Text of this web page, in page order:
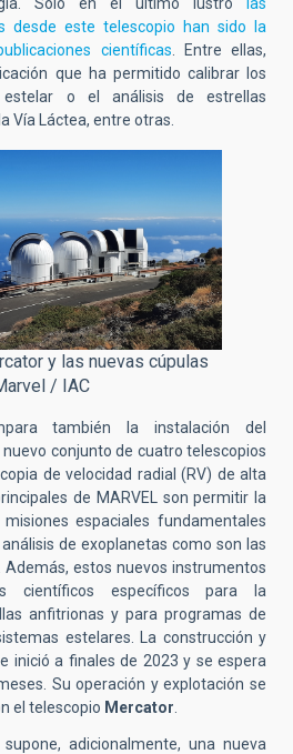
desde este telescopio han sido la
científicas . Entre ellas,
que ha permitido calibrar los
estelar o el análisis de estrellas
Vía Láctea, entre otras.
y las nuevas cúpulas
/ IAC
también la instalación del
nuevo conjunto de cuatro telescopios
de velocidad radial (RV) de alta
de MARVEL son permitir la
espaciales fundamentales
de exoplanetas como son las
. Además, estos nuevos instrumentos
científicos específicos para la
anfitrionas y para programas de
estelares. La construcción y
inició a finales de 2023 y se espera
Su operación y explotación se
el telescopio Mercator
adicionalmente, una nueva